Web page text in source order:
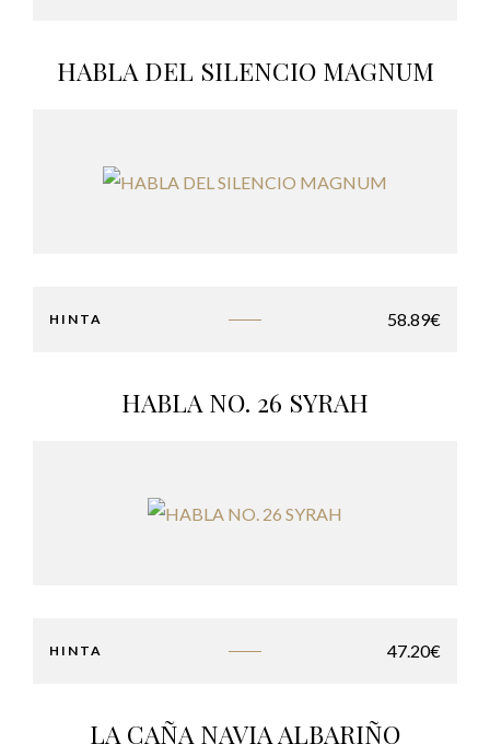
HABLA DEL SILENCIO MAGNUM
HINTA 58.89€
HABLA NO. 26 SYRAH
HINTA 47.20€
LA CAÑA NAVIA ALBARIÑO